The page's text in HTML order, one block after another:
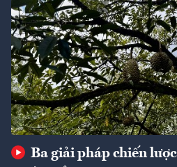
Ba giải pháp chiến